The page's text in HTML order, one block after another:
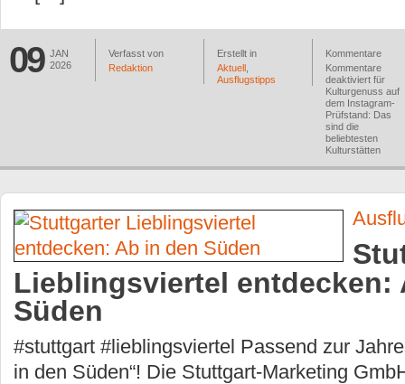
09 JAN
2026
Verfasst von
Redaktion
Erstellt in
Aktuell
Ausflugstipps
Kommentare
Kommentare
deaktiviert für
Kulturgenuss auf
dem Instagram-
Prüfstand: Das
sind die
beliebtesten
Kulturstätten
Lieblingsviertel entdecken:
Süden
#stuttgart #lieblingsviertel Passend zur
in den Süden“! Die Stuttgart-Marketing